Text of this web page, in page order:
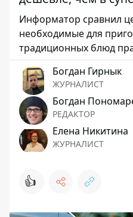
Информатор сравнил
необходимые для
традиционных блюд
Богдан Гирнык
ЖУРНАЛИСТ
Богдан
РЕДАКТОР
Елена Никитина
ЖУРНАЛИСТ
👍